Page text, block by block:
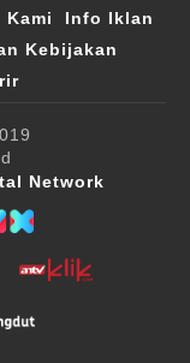
Kami
Info Iklan
Kebijakan
Network